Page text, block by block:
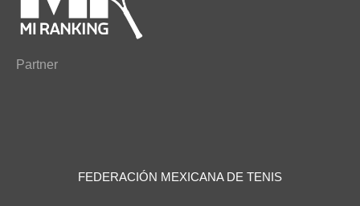
Partner
FEDERACIÓN MEXICANA DE TENIS